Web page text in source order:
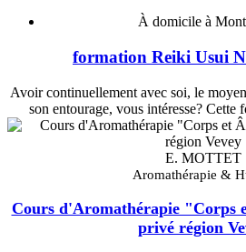
À domicile à
formation Reiki Usui
Avoir continuellement avec soi, le
son entourage, vous intéresse? Cette
E. MOTTET
Aromathérapie &
Cours d'Aromathérapie "Corps
privé région